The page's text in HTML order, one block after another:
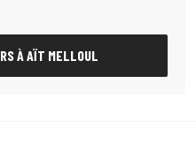
À AÏT MELLOUL